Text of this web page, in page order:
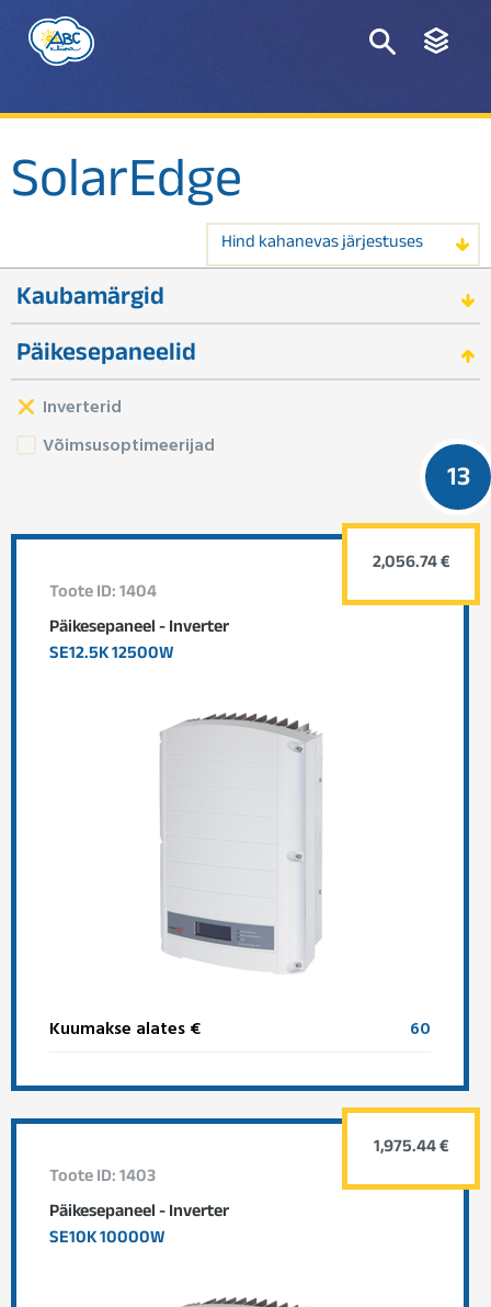
SolarEdge
Hind kahanevas järjestuses
Kaubamärgid
Päikesepaneelid
Inverterid
Võimsusoptimeerijad
13
Toote ID: 1404
Päikesepaneel - Inverter
SE12.5K 12500W
Kuumakse alates € 60
2,056.74 €
Toote ID: 1403
Päikesepaneel - Inverter
SE10K 10000W
1,975.44 €